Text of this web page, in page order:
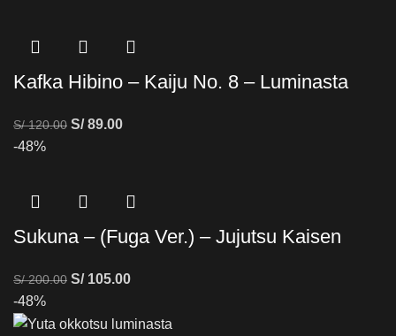
Kafka Hibino – Kaiju No. 8 – Luminasta
S/120.00 S/89.00
-48%
Sukuna – (Fuga Ver.) – Jujutsu Kaisen
S/200.00 S/105.00
-48%